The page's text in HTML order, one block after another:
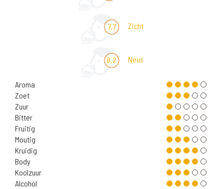
7,7 Zicht
8,2 Neus
Aroma
Zoet
Zuur
Bitter
Fruitig
Moutig
Kruidig
Body
Koolzuur
Alcohol